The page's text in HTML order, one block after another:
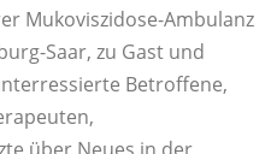
Mukoviszidose-Ambulanz
Saar, zu Gast und
Betroffene,